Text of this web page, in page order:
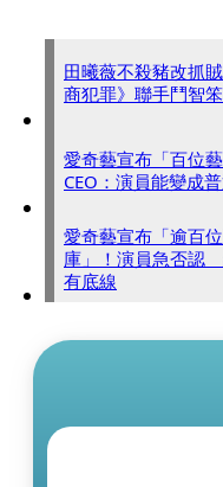
田曦薇不殺豬改抓
商犯罪》聯手鬥智
愛奇藝宣布「百位
CEO：演員能變成
愛奇藝宣布「逾百
庫」！演員急否認
有底線